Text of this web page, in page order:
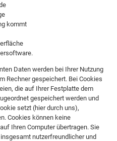
kommt
Daten werden bei Ihrer Nutzung
Rechner gespeichert. Bei Cookies
die auf Ihrer Festplatte dem
gespeichert werden und
setzt (hier durch uns),
Cookies können keine
Ihren Computer übertragen. Sie
nutzerfreundlicher und